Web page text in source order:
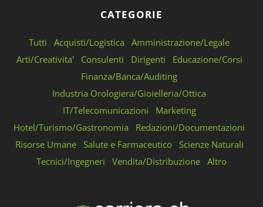
CATEGORIE
Tutti Acquisti/Logistica
Amministrazione/Legale
Arti/Creativita'
Consulenti Dirigenti
Educazione/Corsi
Finanza/Banca/Auditing
Industria Orologiera/Gioielleria/Ottica
IT/Telecomunicazioni
Marketing
Hotel/Turismo/Gastronomia
Redazioni/Documentazioni
Risorse Umane
Salute e Farmaceutico
Scienze Naturali
Tecnici/Ingegneri
Vendita/Distribuzione Altro